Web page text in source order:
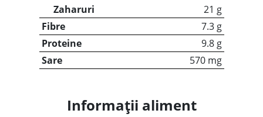
Zaharuri
21 g
Fibre
7.3 g
Proteine
9.8 g
Sare
570 mg
Informații aliment